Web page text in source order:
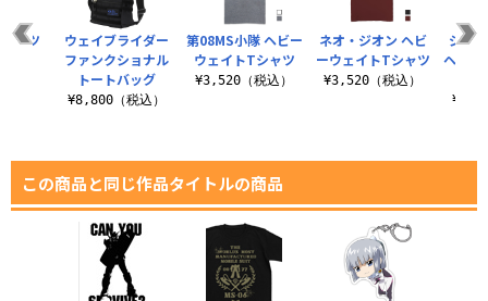
第08MS小隊 ヘビー
ウェイトTシャツ
¥3,520（税込）
ネオ・ジオン ヘビ
ーウェイトTシャツ
¥3,520（税込）
ジオ
ヘビー
ャツ
ウェイブライダー
ファンクショナル
トートバッグ
¥8,800（税込）
この商品と同じ作品タイトルの商品